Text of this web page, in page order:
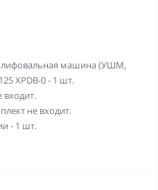
машина (УШМ,
XPDB-0​ - 1 шт.
входит.
не входит.
- 1 шт.